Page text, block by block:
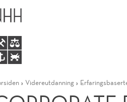
Videreutdanning